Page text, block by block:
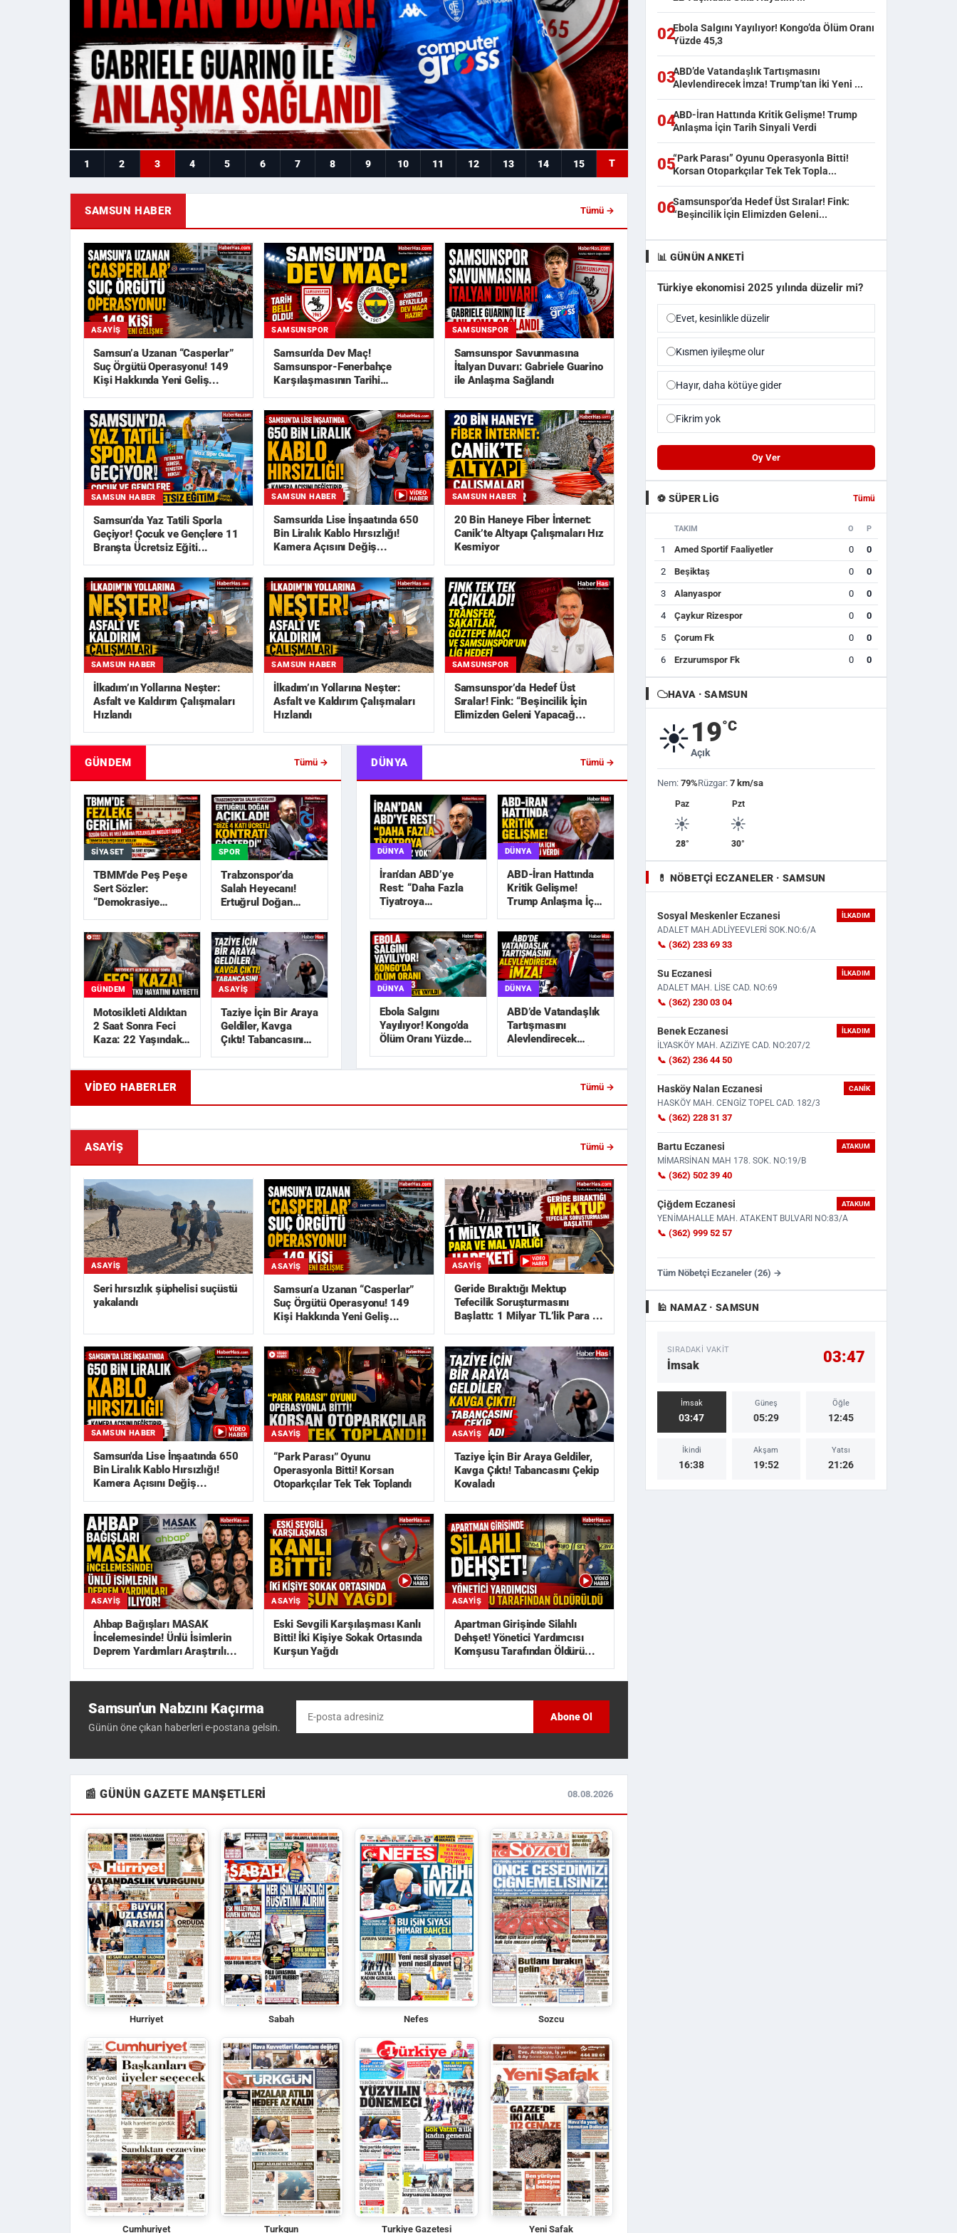
1 2 3 4 5 6 7 8 9 10 11 12 13 14 15 T
SAMSUN HABER Tümü →
ASAYIŞ
Samsun’a Uzanan “Casperlar”
Suç Örgütü Operasyonu! 149
Kişi Hakkında Yeni Geliş...
SAMSUNSPOR
Samsun’da Dev Maç!
Samsunspor-Fenerbahçe
Karşılaşmasının Tarihi
SAMSUNSPOR
Samsunspor Savunmasına
İtalyan Duvarı: Gabriele Guarino
ile Anlaşma Sağlandı
SAMSUN HABER
Samsun’da Yaz Tatili Sporla
Geçiyor! Çocuk ve Gençlere 11
Branşta Ücretsiz Eğiti...
SAMSUN HABER
Samsun'da Lise İnşaatında 650
Bin Liralık Kablo Hırsızlığı!
Kamera Açısını Değiş...
SAMSUN HABER
20 Bin Haneye Fiber İnternet:
Canik’te Altyapı Çalışmaları Hız
Kesmiyor
SAMSUN HABER
İlkadım’ın Yollarına Neşter:
Asfalt ve Kaldırım Çalışmaları
Hızlandı
SAMSUN HABER
İlkadım’ın Yollarına Neşter:
Asfalt ve Kaldırım Çalışmaları
Hızlandı
SAMSUNSPOR
Samsunspor’da Hedef Üst
Sıralar! Fink: “Beşincilik İçin
Elimizden Geleni Yapacağ...
GÜNDEM Tümü →
SIYASET
TBMM’de Peş Peşe
Sert Sözler:
“Demokrasiye
SPOR
Trabzonspor’da
Salah Heyecanı!
Ertuğrul Doğan
GÜNDEM
Motosikleti Aldıktan
2 Saat Sonra Feci
Kaza: 22 Yaşındaki
Kaybetti
ASAYIŞ
Taziye İçin Bir Araya
Geldiler, Kavga
Çıktı! Tabancasını
DÜNYA Tümü →
DÜNYA
İran’dan ABD’ye
Rest: “Daha Fazla
Tiyatroya
DÜNYA
ABD-İran Hattında
Kritik Gelişme!
Trump Anlaşma İçin
DÜNYA
Ebola Salgını
Yayılıyor! Kongo’da
Ölüm Oranı Yüzde
DÜNYA
ABD’de Vatandaşlık
Tartışmasını
Alevlendirecek
Yeni Karar
VIDEO HABERLER
Tümü →
Geride Bıraktığı Mektup Tefecilik
Trabzonspor’da Salah Heyecanı!
Motosikleti Aldıktan 2 Saat Sonra
Feci Kaza: 22 Yaşındak...
Taziye İçin Bir Araya
ASAYIŞ Tümü →
ASAYIŞ
Seri hırsızlık şüphelisi suçüstü
yakalandı
ASAYIŞ
Samsun’a Uzanan “Casperlar”
Suç Örgütü Operasyonu! 149
Kişi Hakkında Yeni Geliş...
ASAYIŞ
Geride Bıraktığı Mektup
Tefecilik Soruşturmasını
Başlattı: 1 Milyar TL’lik Para ...
SAMSUN HABER
Samsun'da Lise İnşaatında 650
Bin Liralık Kablo Hırsızlığı!
Kamera Açısını Değiş...
ASAYIŞ
“Park Parası” Oyunu
Operasyonla Bitti! Korsan
Otoparkçılar Tek Tek Toplandı
ASAYIŞ
Taziye İçin Bir Araya Geldiler,
Kavga Çıktı! Tabancasını Çekip
Kovaladı
ASAYIŞ
Ahbap Bağışları MASAK
İncelemesinde! Ünlü İsimlerin
Deprem Yardımları Araştırılı...
ASAYIŞ
Eski Sevgili Karşılaşması Kanlı
Bitti! İki Kişiye Sokak Ortasında
Kurşun Yağdı
ASAYIŞ
Apartman Girişinde Silahlı
Dehşet! Yönetici Yardımcısı
Komşusu Tarafından Öldürü...
Samsun'un Nabzını Kaçırma
Günün öne çıkan haberleri e-postana gelsin.
Abone Ol
📰 GÜNÜN GAZETE MANŞETLERI 08.08.2026
Hurriyet Sabah Nefes Sozcu
Cumhuriyet Turkgun Turkiye Gazetesi Yeni Safak
02Ebola Salgını Yayılıyor! Kongo’da Ölüm Oranı
Yüzde 45,3
03ABD’de Vatandaşlık Tartışmasını
Alevlendirecek İmza! Trump’tan İki Yeni ...
04ABD-İran Hattında Kritik Gelişme! Trump
Anlaşma İçin Tarih Sinyali Verdi
05“Park Parası” Oyunu Operasyonla Bitti!
Korsan Otoparkçılar Tek Tek Topla...
06Samsunspor’da Hedef Üst Sıralar! Fink:
“Beşincilik İçin Elimizden Geleni...
📊 GÜNÜN ANKETI
Türkiye ekonomisi 2025 yılında düzelir mi?
Evet, kesinlikle düzelir
Kısmen iyileşme olur
Hayır, daha kötüye gider
Fikrim yok
Oy Ver
⚽ SÜPER LIG Tümü
TAKIM O P
1 Amed Sportif Faaliyetler 0 0
2 Beşiktaş 0 0
3 Alanyaspor 0 0
4 Çaykur Rizespor 0 0
5 Çorum Fk 0 0
6 Erzurumspor Fk 0 0
HAVA · SAMSUN
☀️19°C
Açık
Nem: 79%Rüzgar: 7 km/sa
Paz
☀️
28°
Pzt
☀️
30°
💊 NÖBETÇI ECZANELER · SAMSUN
Sosyal Meskenler Eczanesi İLKADIM
ADALET MAH.ADLİYEEVLERİ SOK.NO:6/A
📞 (362) 233 69 33
Su Eczanesi İLKADIM
ADALET MAH. LİSE CAD. NO:69
📞 (362) 230 03 04
Benek Eczanesi İLKADIM
İLYASKÖY MAH. AZiZiYE CAD. NO:207/2
📞 (362) 236 44 50
Hasköy Nalan Eczanesi CANIK
HASKÖY MAH. CENGİZ TOPEL CAD. 182/3
📞 (362) 228 31 37
Bartu Eczanesi ATAKUM
MİMARSİNAN MAH 178. SOK. NO:19/B
📞 (362) 502 39 40
Çiğdem Eczanesi ATAKUM
YENİMAHALLE MAH. ATAKENT BULVARI NO:83/A
📞 (362) 999 52 57
Tüm Nöbetçi Eczaneler (26) →
🕌 NAMAZ · SAMSUN
SIRADAKI VAKIT
İmsak 03:47
İmsak
03:47
Güneş
05:29
Öğle
12:45
İkindi
16:38
Akşam
19:52
Yatsı
21:26